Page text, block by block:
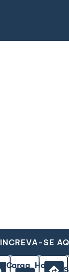
INCREVA-SE
Carga Horário